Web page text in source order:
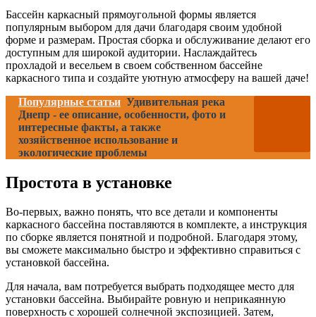
Бассейн каркасный прямоугольной формы является
популярным выбором для дачи благодаря своим удобной
форме и размерам. Простая сборка и обслуживание делают его
доступным для широкой аудитории. Наслаждайтесь
прохладой и весельем в своем собственном бассейне
каркасного типа и создайте уютную атмосферу на вашей даче!
Популярные статьи Удивительная река
Днепр - ее описание, особенности, фото и
интересные факты, а также
хозяйственное использование и
экологические проблемы
Простота в установке
Во-первых, важно понять, что все детали и компоненты
каркасного бассейна поставляются в комплекте, а инструкция
по сборке является понятной и подробной. Благодаря этому,
вы сможете максимально быстро и эффективно справиться с
установкой бассейна.
Для начала, вам потребуется выбрать подходящее место для
установки бассейна. Выбирайте ровную и неприкаянную
поверхность с хорошей солнечной экспозицией. Затем,